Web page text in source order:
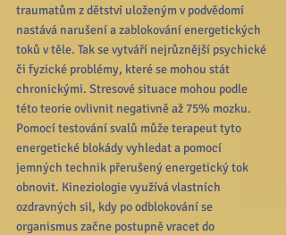
traumatům z dětství uloženým v podvědomí
nastává narušení a zablokování energetických
toků v těle. Tak se vytváří nejrůznější psychické
či fyzické problémy, které se mohou stát
chronickými. Stresové situace mohou podle
této teorie ovlivnit negativně až 75% mozku.
Pomocí testování svalů může terapeut tyto
energetické blokády vyhledat a pomocí
jemných technik přerušený energetický tok
obnovit. Kineziologie využívá vlastních
ozdravných sil, kdy po odblokování se
organismus začne postupně vracet do